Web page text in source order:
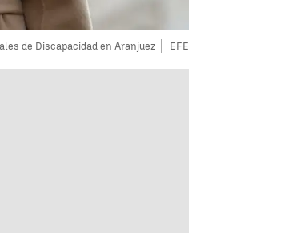
de Discapacidad en Aranjuez EFE